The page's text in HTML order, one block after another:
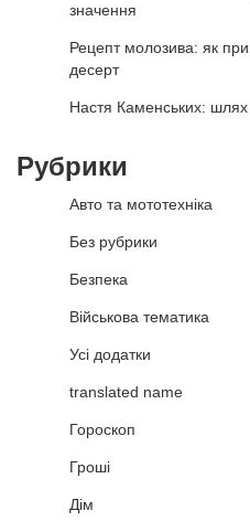
значення
Рецепт молозива: як
десерт
Настя Каменських: шлях
Рубрики
Авто та мототехніка
Без рубрики
Безпека
Військова тематика
Усі додатки
translated name
Гороскоп
Гроші
Дім